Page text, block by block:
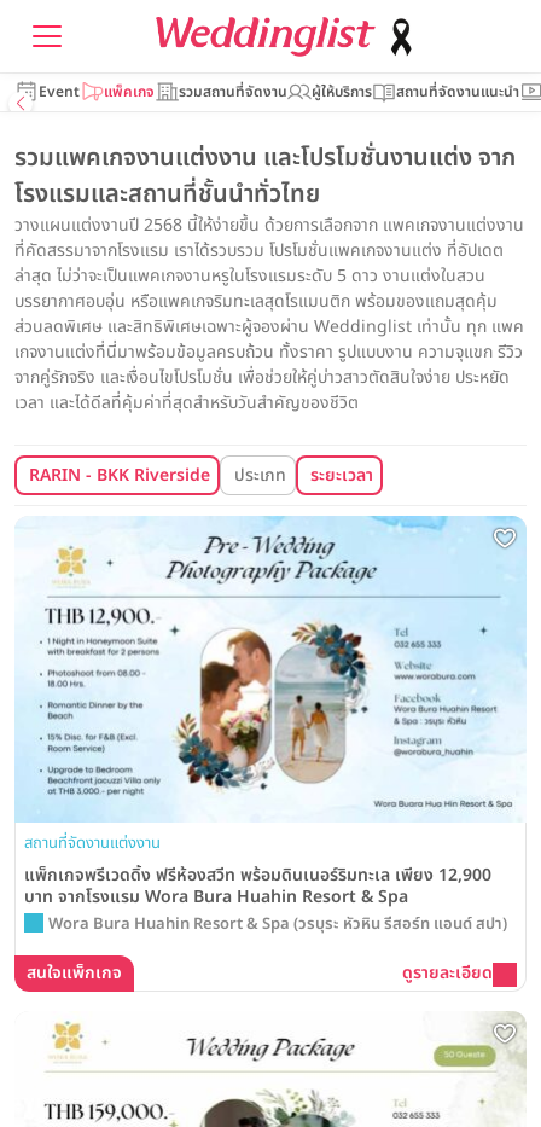
Event แพ็คเกจ รวมสถานที่จัดงาน ผู้ให้บริการ สถานที่จัดงานแนะนำ
รวมแพคเกจงานแต่งงาน และโปรโมชั่นงานแต่ง จาก
โรงแรมและสถานที่ชั้นนำทั่วไทย
วางแผนแต่งงานปี 2568 นี้ให้ง่ายขึ้น ด้วยการเลือกจาก แพคเกจงานแต่งงาน
ที่คัดสรรมาจากโรงแรม เราได้รวบรวม โปรโมชั่นแพคเกจงานแต่ง ที่อัปเดต
ล่าสุด ไม่ว่าจะเป็นแพคเกจงานหรูในโรงแรมระดับ 5 ดาว งานแต่งในสวน
บรรยากาศอบอุ่น หรือแพคเกจริมทะเลสุดโรแมนติก พร้อมของแถมสุดคุ้ม
ส่วนลดพิเศษ และสิทธิพิเศษเฉพาะผู้จองผ่าน Weddinglist เท่านั้น ทุก แพค
เกจงานแต่งที่นี่มาพร้อมข้อมูลครบถ้วน ทั้งราคา รูปแบบงาน ความจุแขก รีวิว
จากคู่รักจริง และเงื่อนไขโปรโมชั่น เพื่อช่วยให้คู่บ่าวสาวตัดสินใจง่าย ประหยัด
เวลา และได้ดีลที่คุ้มค่าที่สุดสำหรับวันสำคัญของชีวิต
RARIN - BKK Riverside Venue
ประเภท ระยะเวลา
สถานที่จัดงานแต่งงาน
แพ็กเกจพรีเวดดิ้ง ฟรีห้องสวีท พร้อมดินเนอร์ริมทะเล เพียง 12,900
บาท จากโรงแรม Wora Bura Huahin Resort & Spa
Wora Bura Huahin Resort & Spa (วรบุระ หัวหิน รีสอร์ท แอนด์ สปา)
สนใจแพ็กเกจ ดูรายละเอียด